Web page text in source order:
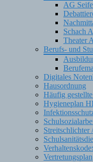
AG
Schach
Theater
Berufs- und
Digitales
Hausordnung
Häufig
Hygieneplan
Streitschlichter
Vertretungsplan